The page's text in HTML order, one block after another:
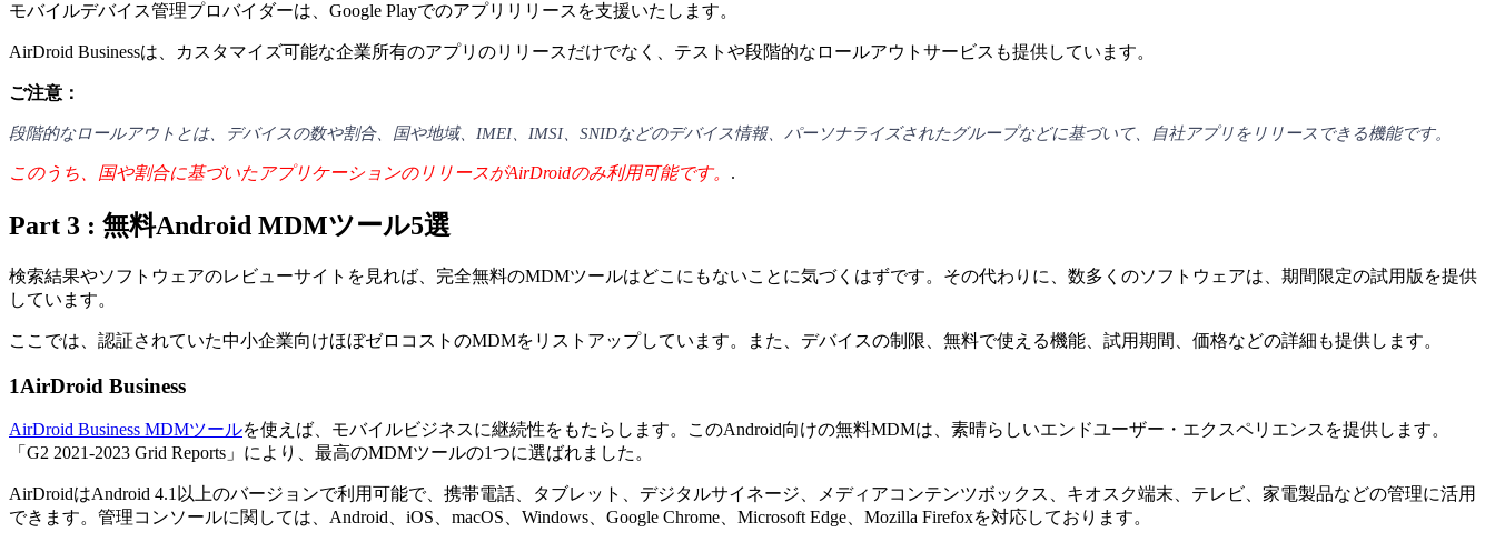
モバイルデバイス管理プロバイダーは、Google Playでのアプリリリースを支援いたします。
AirDroid Businessは、カスタマイズ可能な企業所有のアプリのリリースだけでなく、テストや段階的なロールアウトサービスも提供しています。
ご注意：
段階的なロールアウトとは、デバイスの数や割合、国や地域、IMEI、IMSI、SNIDなどのデバイス情報、パーソナライズされたグループなどに基づいて、自社アプリをリリースできる機能です。
このうち、国や割合に基づいたアプリケーションのリリースがAirDroidのみ利用可能です。 .
Part 3 : 無料Android MDMツール5選
検索結果やソフトウェアのレビューサイトを見れば、完全無料のMDMツールはどこにもないことに気づくはずです。その代わりに、数多くのソフトウェアは、期間限定の試用版を提供
しています。
ここでは、認証されていた中小企業向けほぼゼロコストのMDMをリストアップしています。また、デバイスの制限、無料で使える機能、試用期間、価格などの詳細も提供します。
1AirDroid Business
AirDroid Business MDMツールを使えば、モバイルビジネスに継続性をもたらします。このAndroid向けの無料MDMは、素晴らしいエンドユーザー・エクスペリエンスを提供します。
「G2 2021-2023 Grid Reports」により、最高のMDMツールの1つに選ばれました。
AirDroidはAndroid 4.1以上のバージョンで利用可能で、携帯電話、タブレット、デジタルサイネージ、メディアコンテンツボックス、キオスク端末、テレビ、家電製品などの管理に活用
できます。管理コンソールに関しては、Android、iOS、macOS、Windows、Google Chrome、Microsoft Edge、Mozilla Firefoxを対応しております。